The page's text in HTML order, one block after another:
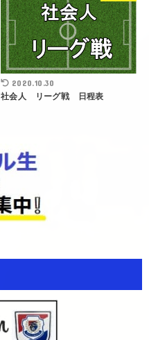
2020.10.30
社会人 リーグ戦 日程表